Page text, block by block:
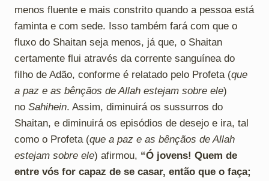
menos fluente e mais constrito quando a pessoa está
faminta e com sede. Isso também fará com que o
fluxo do Shaitan seja menos, já que, o Shaitan
certamente flui através da corrente sanguínea do
filho de Adão, conforme é relatado pelo Profeta (que
a paz e as bênçãos de Allah estejam sobre ele)
no Sahihein. Assim, diminuirá os sussurros do
Shaitan, e diminuirá os episódios de desejo e ira, tal
como o Profeta (que a paz e as bênçãos de Allah
estejam sobre ele) afirmou, “Ó jovens! Quem de
entre vós for capaz de se casar, então que o faça;